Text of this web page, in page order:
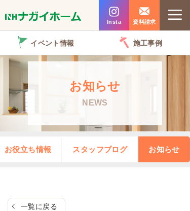
ン
プ
Insta 資料請求
イベント情報 施工事例
お知らせ
NEWS
お役立ち情報 スタッフブログ お知らせ
一覧に戻る